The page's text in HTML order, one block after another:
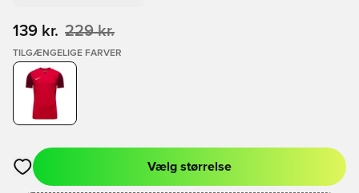
139 kr. 229 kr.
TILGÆNGELIGE FARVER
Åbner en Modal til at logge ind eller tilmelde dig som medlem
Vælg størrelse